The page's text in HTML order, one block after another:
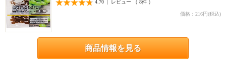
4.70 | レビュー （ 8件 ）
価格：216円(税込)
商品情報を見る